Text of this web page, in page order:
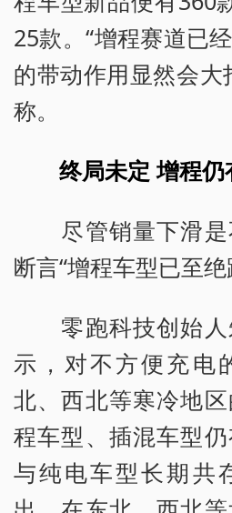
25款。“增程赛道已
的带动作用显然会大
称。
终局未定 增程仍
尽管销量下滑是
断言“增程车型已至绝
零跑科技创始人
示，对不方便充电
北、西北等寒冷地
程车型、插混车型
与纯电车型长期共